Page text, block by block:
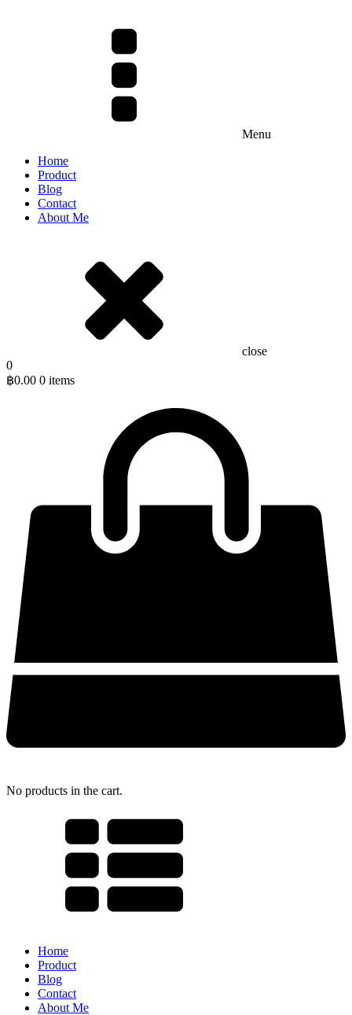
Menu
Home
Product
Blog
Contact
About Me
close
0
฿0.00 0 items
No products in the cart.
Home
Product
Blog
Contact
About Me